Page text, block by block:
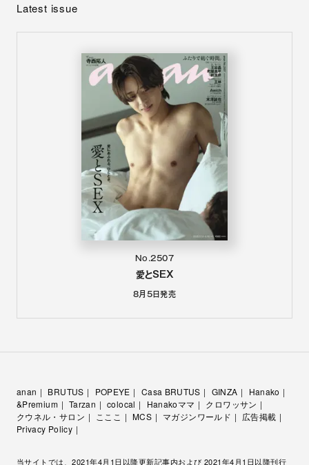
Latest issue
No.2507
愛とSEX
8月5日発売
anan BRUTUS POPEYE Casa BRUTUS GINZA
Hanako
&Premium
Tarzan colocal Hanakoママ
クロワッサン
クウネル・サロン
こここ MCS マガジンワールド
広告掲載
Privacy Policy
当サイトでは、2021年4月1日以降更新記事内および 2021年4月1日以降刊行